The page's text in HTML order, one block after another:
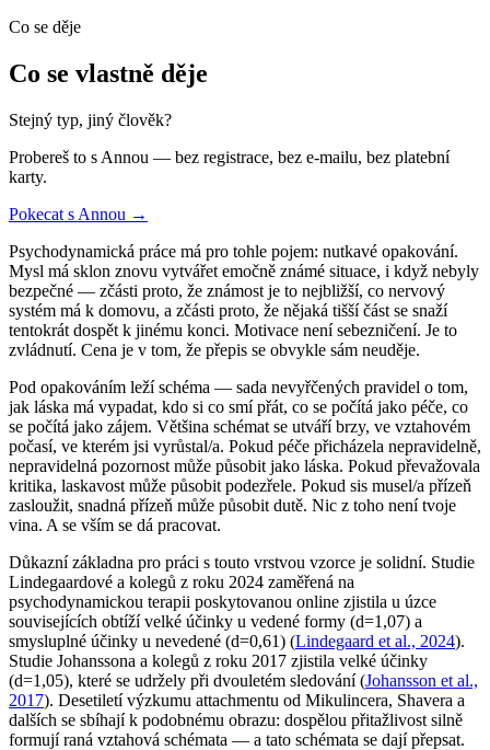
Co se děje
Co se vlastně děje
Stejný typ, jiný člověk?
Probereš to s Annou — bez registrace, bez e-mailu, bez platební
karty.
Pokecat s Annou →
Psychodynamická práce má pro tohle pojem: nutkavé opakování.
Mysl má sklon znovu vytvářet emočně známé situace, i když nebyly
bezpečné — zčásti proto, že známost je to nejbližší, co nervový
systém má k domovu, a zčásti proto, že nějaká tišší část se snaží
tentokrát dospět k jinému konci. Motivace není sebezničení. Je to
zvládnutí. Cena je v tom, že přepis se obvykle sám neuděje.
Pod opakováním leží schéma — sada nevyřčených pravidel o tom,
jak láska má vypadat, kdo si co smí přát, co se počítá jako péče, co
se počítá jako zájem. Většina schémat se utváří brzy, ve vztahovém
počasí, ve kterém jsi vyrůstal/a. Pokud péče přicházela nepravidelně,
nepravidelná pozornost může působit jako láska. Pokud převažovala
kritika, laskavost může působit podezřele. Pokud sis musel/a přízeň
zasloužit, snadná přízeň může působit dutě. Nic z toho není tvoje
vina. A se vším se dá pracovat.
Důkazní základna pro práci s touto vrstvou vzorce je solidní. Studie
Lindegaardové a kolegů z roku 2024 zaměřená na
psychodynamickou terapii poskytovanou online zjistila u úzce
souvisejících obtíží velké účinky u vedené formy (d=1,07) a
smysluplné účinky u nevedené (d=0,61) (Lindegaard et al., 2024).
Studie Johanssona a kolegů z roku 2017 zjistila velké účinky
(d=1,05), které se udržely při dvouletém sledování (Johansson et al.,
2017). Desetiletí výzkumu attachmentu od Mikulincera, Shavera a
dalších se sbíhají k podobnému obrazu: dospělou přitažlivost silně
formují raná vztahová schémata — a tato schémata se dají přepsat.